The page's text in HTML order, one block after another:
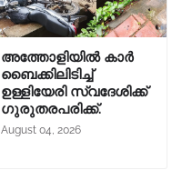
അത്തോളിയിൽ കാർ
ബൈക്കിലിടിച്ച്
ഉള്ളിയേരി സ്വദേശിക്ക്
ഗുരുതരപരിക്ക്.
August 04, 2026